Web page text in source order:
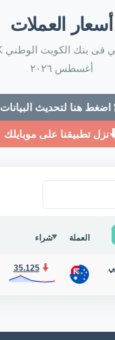
أسعار العملات
أغسطس ٢٠٢٦
اضغط هنا لتحديث البيانات
نزل تطبيقنا على موبايلك
العملة شراء
35.125